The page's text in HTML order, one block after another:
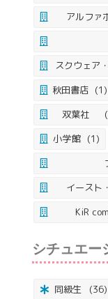
アルファ
スクウェア
秋田書店 (1)
双葉社
小学館 (1)
イースト
KiR
シチュエー
同級生 (36)